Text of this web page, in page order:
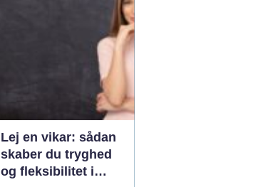
driftsikkerheden ofte af,
Lej en vikar: sådan
skaber du tryghed
og fleksibilitet i